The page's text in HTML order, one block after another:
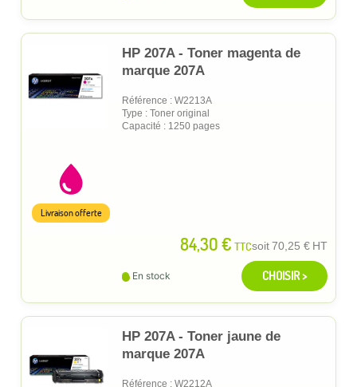
HP 207A - Toner magenta de
marque 207A
Référence : W2213A
Type : Toner original
Capacité : 1250 pages
84,30 € TTCsoit70,25 € HT
Livraison offerte
En stock CHOISIR >
HP 207A - Toner jaune de
marque 207A
Référence : W2212A